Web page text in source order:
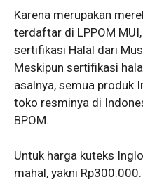
Karena merupakan
terdaftar di LPPOM
sertifikasi Halal dari
Meskipun sertifikasi
asalnya, semua produk
toko resminya di
BPOM.
Untuk harga kuteks
mahal, yakni